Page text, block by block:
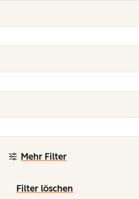
Mehr Filter
Filter löschen